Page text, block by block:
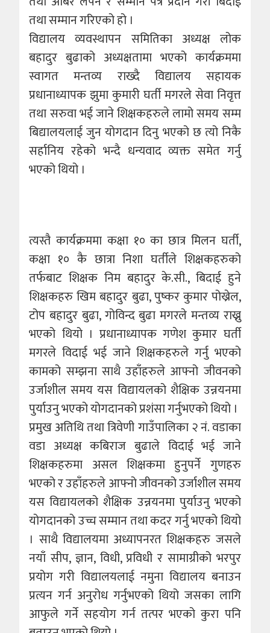
तथा सम्मान गरिएको हो ।
विद्यालय व्यवस्थापन समितिका अध्यक्ष लोक
बहादुर बुढाको अध्यक्षतामा भएको कार्यक्रममा
स्वागत मन्तव्य राख्दै विद्यालय सहायक
प्रधानाध्यापक झुमा कुमारी घर्ती मगरले सेवा निवृत्त
तथा सरुवा भई जाने शिक्षकहरुले लामो समय सम्म
बिद्यालयलाई जुन योगदान दिनु भएको छ त्यो निकै
सर्हानिय रहेको भन्दै धन्यवाद व्यक्त समेत गर्नु
भएको थियो ।
त्यस्तै कार्यक्रममा कक्षा १० का छात्र मिलन घर्ती,
कक्षा १० कै छात्रा निशा घर्तीले शिक्षकहरुको
तर्फबाट शिक्षक निम बहादुर के.सी., बिदाई हुने
शिक्षकहरु खिम बहादुर बुढा, पुष्कर कुमार पोख्रेल,
टोप बहादुर बुढा, गोविन्द बुढा मगरले मन्तव्य राख्नु
भएको थियो । प्रधानाध्यापक गणेश कुमार घर्ती
मगरले विदाई भई जाने शिक्षकहरुले गर्नु भएको
कामको सम्झना साथै उहाँहरुले आफ्नो जीवनको
उर्जाशील समय यस विद्यायलको शैक्षिक उन्नयनमा
पुर्याउनु भएको योगदानको प्रशंसा गर्नुभएको थियो ।
प्रमुख अतिथि तथा त्रिवेणी गाउँपालिका २ नं. वडाका
वडा अध्यक्ष कबिराज बुढाले विदाई भई जाने
शिक्षकहरुमा असल शिक्षकमा हुनुपर्ने गुणहरु
भएको र उहाँहरुले आफ्नो जीवनको उर्जाशील समय
यस विद्यायलको शैक्षिक उन्नयनमा पुर्याउनु भएको
योगदानको उच्च सम्मान तथा कदर गर्नु भएको थियो
। साथै विद्यालयमा अध्यापनरत शिक्षकहरु जसले
नयाँ सीप, ज्ञान, विधी, प्रविधी र सामाग्रीको भरपुर
प्रयोग गरी विद्यालयलाई नमुना विद्यालय बनाउन
प्रत्यन गर्न अनुरोध गर्नुभएको थियो जसका लागि
आफुले गर्ने सहयोग गर्न तत्पर भएको कुरा पनि